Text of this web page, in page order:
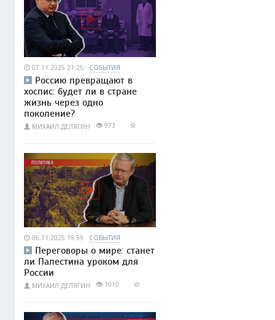
07.11.2025 21:25 СОБЫТИЯ
Россию превращают в
хоспис: будет ли в стране
жизнь через одно
поколение?
МИХАИЛ ДЕЛЯГИН 973
06.11.2025 19:59 СОБЫТИЯ
Переговоры о мире: станет
ли Палестина уроком для
России
МИХАИЛ ДЕЛЯГИН 1010